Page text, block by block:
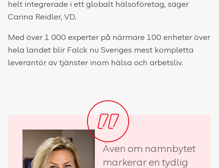
helt integrerade i ett globalt hälsoföretag, säger
Carina Reidler, VD.
Med över 1 000 experter på närmare 100 enheter över
hela landet blir Falck nu Sveriges mest kompletta
leverantör av tjänster inom hälsa och arbetsliv.
Även om namnbytet
markerar en tydlig